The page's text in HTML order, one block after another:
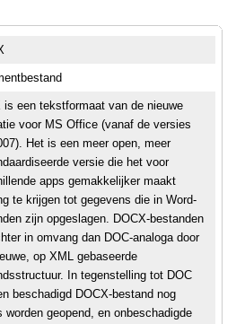
is een tekstformaat van de nieuwe
voor MS Office (vanaf de versies
Het is een meer open, meer
versie die het voor
apps gemakkelijker maakt
te krijgen tot gegevens die in Word-
zijn opgeslagen. DOCX-bestanden
in omvang dan DOC-analoga door
op XML gebaseerde
In tegenstelling tot DOC
beschadigd DOCX-bestand nog
worden geopend, en onbeschadigde